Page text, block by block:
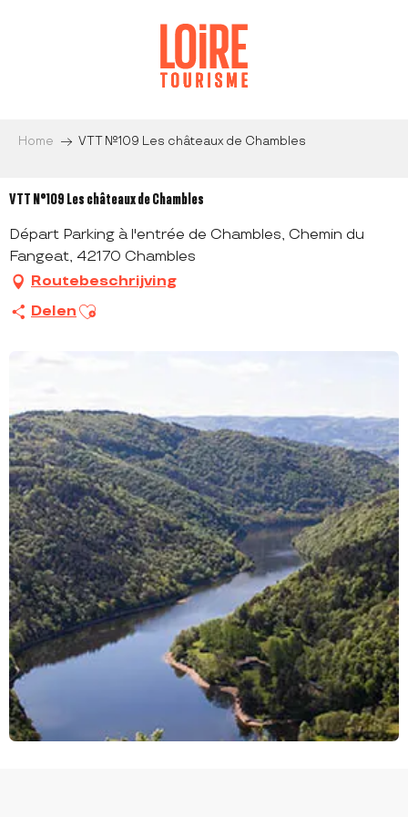
Home VTT N°109 Les châteaux de Chambles
VTT N°109 Les châteaux de Chambles
Départ Parking à l'entrée de Chambles, Chemin du
Fangeat, 42170 Chambles
Routebeschrijving
Delen Ajouter aux favoris